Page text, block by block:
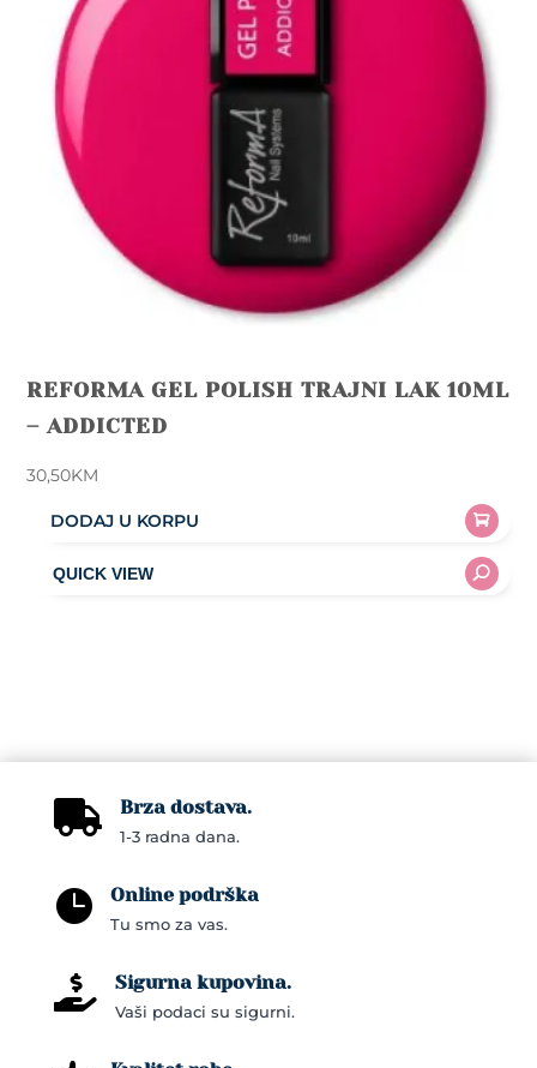
REFORMA GEL POLISH TRAJNI LAK 10ML
– ADDICTED
30,50KM
DODAJ U KORPU
 Brza dostava.
1-3 radna dana.
 Online podrška
Tu smo za vas.
 Sigurna kupovina.
Vaši podaci su sigurni.